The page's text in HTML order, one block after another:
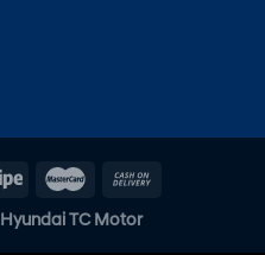
Hyundai TC Motor